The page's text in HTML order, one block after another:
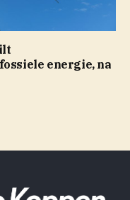
energie, na